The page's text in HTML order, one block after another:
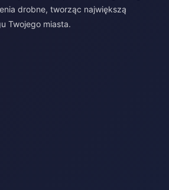
drobne, tworząc największą
Twojego miasta.